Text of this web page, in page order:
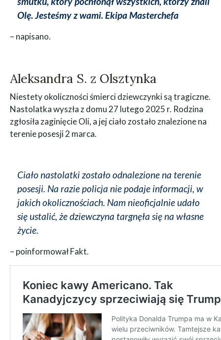
Olę. Jesteśmy z wami. Ekipa Masterchefa
– napisano.
Aleksandra S. z Olsztynka
Niestety okoliczności śmierci dziewczynki są tragiczne.
Nastolatka wyszła z domu 27 lutego 2025 r. Rodzina
zgłosiła zaginięcie Oli, a jej ciało zostało znalezione na
terenie posesji 2 marca.
Ciało nastolatki zostało odnalezione na terenie
posesji. Na razie policja nie podaje informacji, w
jakich okolicznościach. Nam nieoficjalnie udało
się ustalić, że dziewczyna targnęła się na własne
życie.
– poinformował Fakt.